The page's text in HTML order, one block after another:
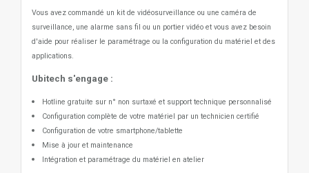
Vous avez commandé un kit de vidéosurveillance ou une caméra de
surveillance, une alarme sans fil ou un portier vidéo et vous avez besoin
d'aide pour réaliser le paramétrage ou la configuration du matériel et des
applications.
Ubitech s'engage :
Hotline gratuite sur n° non surtaxé et support technique personnalisé
Configuration complète de votre matériel par un technicien certifié
Configuration de votre smartphone/tablette
Mise à jour et maintenance
Intégration et paramétrage du matériel en atelier